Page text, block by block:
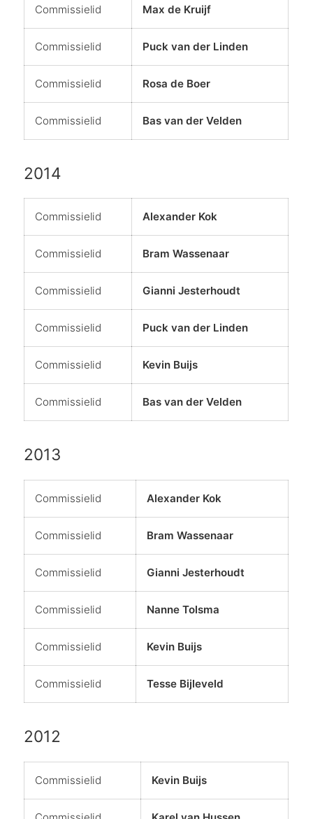
Commissielid Max de Kruijf
Commissielid Puck van der Linden
Commissielid Rosa de Boer
Commissielid Bas van der Velden
2014
Commissielid Alexander Kok
Commissielid Bram Wassenaar
Commissielid Gianni Jesterhoudt
Commissielid Puck van der Linden
Commissielid Kevin Buijs
Commissielid Bas van der Velden
2013
Commissielid Alexander Kok
Commissielid Bram Wassenaar
Commissielid Gianni Jesterhoudt
Commissielid Nanne Tolsma
Commissielid Kevin Buijs
Commissielid Tesse Bijleveld
2012
Commissielid Kevin Buijs